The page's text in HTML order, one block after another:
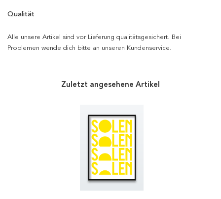
Qualität
Alle unsere Artikel sind vor Lieferung qualitätsgesichert. Bei
Problemen wende dich bitte an unseren Kundenservice.
Zuletzt angesehene Artikel